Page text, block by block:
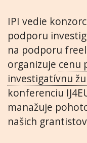
IPI vedie
podporu
na podporu
organizuje cenu
investigatívnu
konferenciu
manažuje
našich